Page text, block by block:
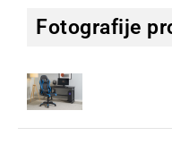
Fotografije